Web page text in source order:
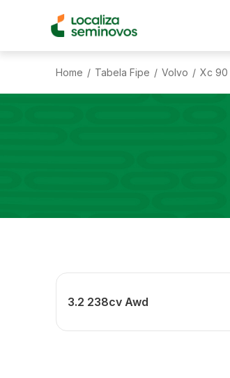
Home / Tabela Fipe / Volvo / Xc 90
3.2 238cv Awd